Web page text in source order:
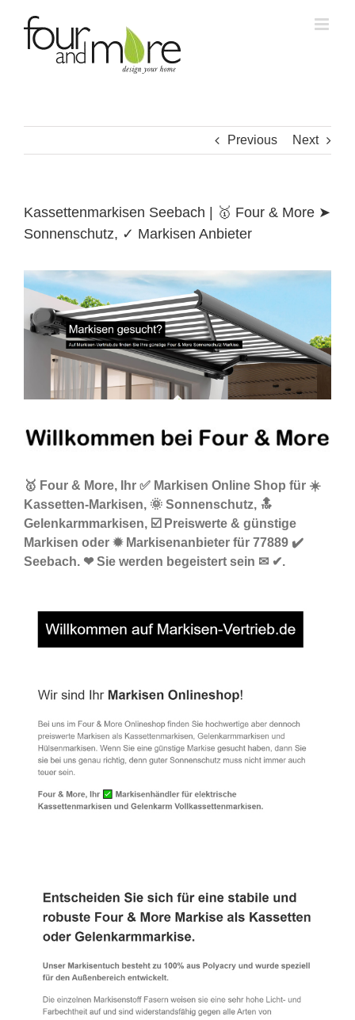
content
Previous Next
Kassettenmarkisen Seebach | 🥇 Four & More ➤
Sonnenschutz, ✓ Markisen Anbieter
🥇 Four & More, Ihr ✅ Markisen Online Shop für ☀️
Kassetten-Markisen, 🌞 Sonnenschutz, 🔝
Gelenkarmmarkisen, ☑️ Preiswerte & günstige
Markisen oder ✹ Markisenanbieter für 77889 ✔️
Seebach. ❤ Sie werden begeistert sein ✉ ✔.